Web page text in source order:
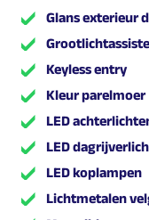
Glans exterieur
Keyless entry
Kleur parelmoer
LED
LED
LED koplampen
Lichtmetalen